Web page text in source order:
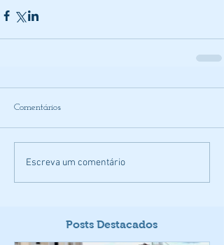
Posts Destacados
Comentários
Escreva um comentário